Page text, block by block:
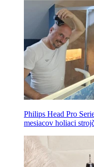
Philips Head Pro
mesiacov holiaci